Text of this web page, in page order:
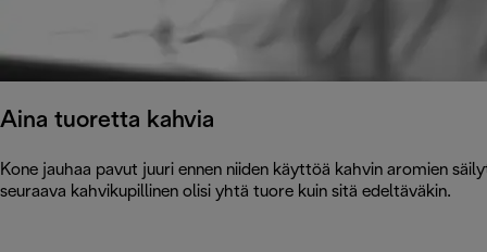
Aina tuoretta kahvia
Kone jauhaa pavut juuri ennen niiden käyttöä kahvin aromien
seuraava kahvikupillinen olisi yhtä tuore kuin sitä edeltäväkin.